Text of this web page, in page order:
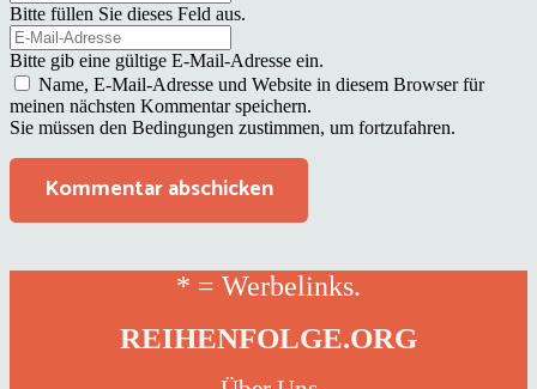
Bitte füllen Sie dieses Feld aus.
Bitte gib eine gültige E-Mail-Adresse ein.
Name, E-Mail-Adresse und Website in diesem Browser für
meinen nächsten Kommentar speichern.
Sie müssen den Bedingungen zustimmen, um fortzufahren.
Kommentar abschicken
* = Werbelinks.
REIHENFOLGE.ORG